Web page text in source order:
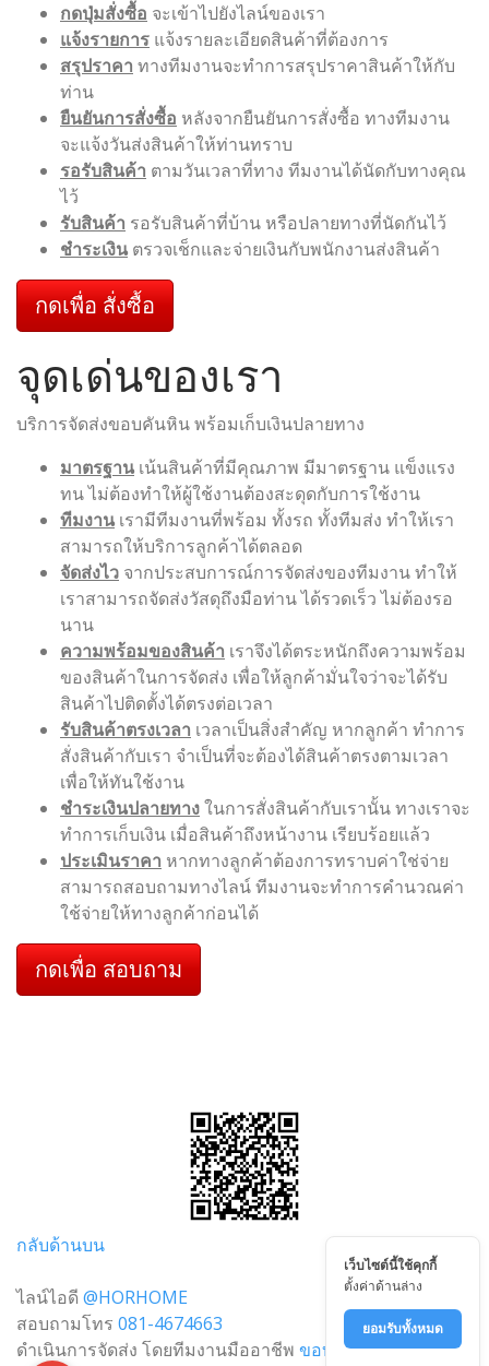
กดปุ่มสั่งซื้อ จะเข้าไปยังไลน์ของเรา
แจ้งรายการ แจ้งรายละเอียดสินค้าที่ต้องการ
สรุปราคา ทางทีมงานจะทำการสรุปราคาสินค้าให้กับ
ท่าน
ยืนยันการสั่งซื้อ หลังจากยืนยันการสั่งซื้อ ทางทีมงาน
จะแจ้งวันส่งสินค้าให้ท่านทราบ
รอรับสินค้า ตามวันเวลาที่ทาง ทีมงานได้นัดกับทางคุณ
ไว้
รับสินค้า รอรับสินค้าที่บ้าน หรือปลายทางที่นัดกันไว้
ชำระเงิน ตรวจเช็กและจ่ายเงินกับพนักงานส่งสินค้า
กดเพื่อ สั่งซื้อ
จุดเด่นของเรา
บริการจัดส่งขอบคันหิน พร้อมเก็บเงินปลายทาง
มาตรฐาน เน้นสินค้าที่มีคุณภาพ มีมาตรฐาน แข็งแรง
ทน ไม่ต้องทำให้ผู้ใช้งานต้องสะดุดกับการใช้งาน
ทีมงาน เรามีทีมงานที่พร้อม ทั้งรถ ทั้งทีมส่ง ทำให้เรา
สามารถให้บริการลูกค้าได้ตลอด
จัดส่งไว จากประสบการณ์การจัดส่งของทีมงาน ทำให้
เราสามารถจัดส่งวัสดุถึงมือท่าน ได้รวดเร็ว ไม่ต้องรอ
นาน
ความพร้อมของสินค้า เราจึงได้ตระหนักถึงความพร้อม
ของสินค้าในการจัดส่ง เพื่อให้ลูกค้ามั่นใจว่าจะได้รับ
สินค้าไปติดตั้งได้ตรงต่อเวลา
รับสินค้าตรงเวลา เวลาเป็นสิ่งสำคัญ หากลูกค้า ทำการ
สั่งสินค้ากับเรา จำเป็นที่จะต้องได้สินค้าตรงตามเวลา
เพื่อให้ทันใช้งาน
ชำระเงินปลายทางในการสั่งสินค้ากับเรานั้น ทางเราจะ
ทำการเก็บเงิน เมื่อสินค้าถึงหน้างาน เรียบร้อยแล้ว
ประเมินราคา หากทางลูกค้าต้องการทราบค่าใช่จ่าย
สามารถสอบถามทางไลน์ ทีมงานจะทำการคำนวณค่า
ใช้จ่ายให้ทางลูกค้าก่อนได้
กดเพื่อ สอบถาม
กลับด้านบน
ไลน์ไอดี @HORHOME
สอบถามโทร 081-4674663
ดำเนินการจัดส่ง โดยทีมงานมืออาชีพ ขอบคันหิน.com
เว็บไซต์นี้ใช้คุกกี้
ตั้งค่าด้านล่าง
ยอมรับทั้งหมด